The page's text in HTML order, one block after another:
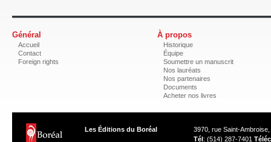
Général
Accueil
Contact
Foreign rights
À propos
Historique
Équipe
Soumettre un manuscrit
Nos lauréats
Nos partenaires
Documents
Acheter nos livres
Les Éditions du Boréal
3970, rue Saint-
Tél: (514) 287-7401 Téléc